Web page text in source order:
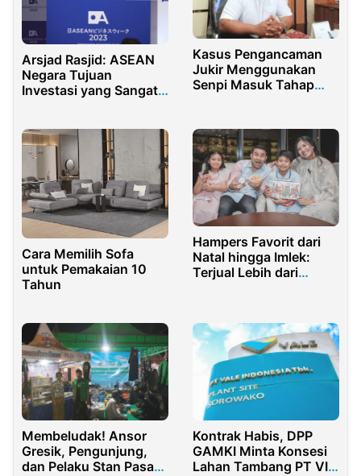
Arsjad Rasjid: ASEAN
Negara Tujuan
Investasi yang Sangat
Kasus Pengancaman
Jukir Menggunakan
Senpi Masuk Tahap
Cara Memilih Sofa
untuk Pemakaian 10
Tahun
Hampers Favorit dari
Natal hingga Imlek:
Terjual Lebih dari
Membeludak! Ansor
Gresik, Pengunjung,
dan Pelaku Stan Pasar
Kontrak Habis, DPP
GAMKI Minta Konsesi
Lahan Tambang PT VI